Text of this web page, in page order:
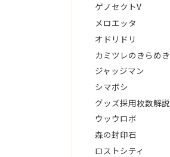
ゲノセクトV
メロエッタ
オドリドリ
カミツレのきらめき
ジャッジマン
シマボシ
グッズ採用枚数解説
ウッウロボ
森の封印石
ロストシティ